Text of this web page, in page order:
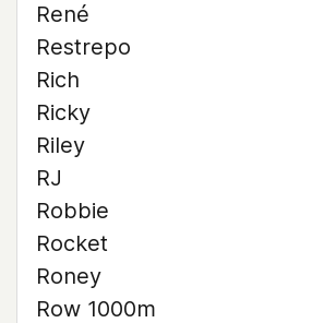
René
Restrepo
Rich
Ricky
Riley
RJ
Robbie
Rocket
Roney
Row 1000m